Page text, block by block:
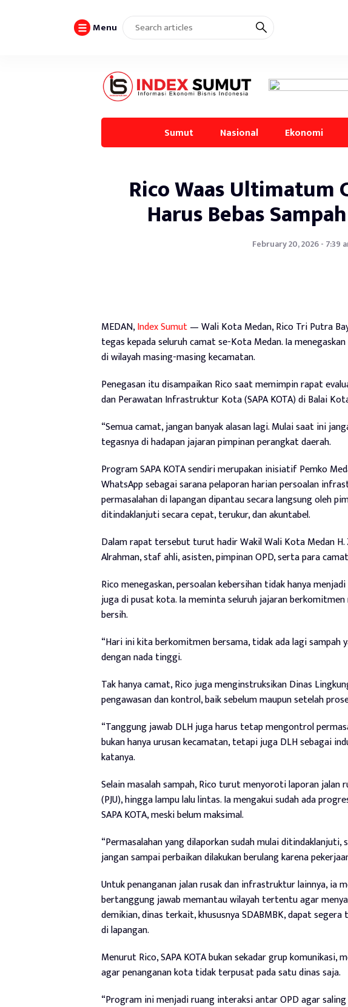
Menu
Sumut Nasional Ekonomi
Rico Waas Ultimatum
Harus Bebas
February 20, 2026 - 7:39
MEDAN,Index Sumut— Wali Kota Medan, Rico Tri Putra
tegas kepada seluruh camat se-Kota Medan. Ia
di wilayah masing-masing kecamatan.
Penegasan itu disampaikan Rico saat memimpin rapat
dan Perawatan Infrastruktur Kota (SAPA KOTA) di Balai
“Semua camat, jangan banyak alasan lagi. Mulai saat ini
tegasnya di hadapan jajaran pimpinan perangkat daerah.
Program SAPA KOTA sendiri merupakan inisiatif Pemko
WhatsApp sebagai sarana pelaporan harian persoalan
permasalahan di lapangan dipantau secara langsung oleh
ditindaklanjuti secara cepat, terukur, dan akuntabel.
Dalam rapat tersebut turut hadir Wakil Wali Kota Medan H.
Alrahman, staf ahli, asisten, pimpinan OPD, serta para
Rico menegaskan, persoalan kebersihan tidak hanya
juga di pusat kota. Ia meminta seluruh jajaran
bersih.
“Hari ini kita berkomitmen bersama, tidak ada lagi sampah
dengan nada tinggi.
Tak hanya camat, Rico juga menginstruksikan Dinas
pengawasan dan kontrol, baik sebelum maupun setelah
“Tanggung jawab DLH juga harus tetap mengontrol
bukan hanya urusan kecamatan, tetapi juga DLH sebagai
katanya.
Selain masalah sampah, Rico turut menyoroti laporan jalan
(PJU), hingga lampu lalu lintas. Ia mengakui sudah ada
SAPA KOTA, meski belum maksimal.
“Permasalahan yang dilaporkan sudah mulai ditindaklanjuti,
jangan sampai perbaikan dilakukan berulang karena
Untuk penanganan jalan rusak dan infrastruktur lainnya, ia
bertanggung jawab memantau wilayah tertentu agar
demikian, dinas terkait, khususnya SDABMBK, dapat
di lapangan.
Menurut Rico, SAPA KOTA bukan sekadar grup komunikasi,
agar penanganan kota tidak terpusat pada satu dinas saja.
“Program ini menjadi ruang interaksi antar OPD agar